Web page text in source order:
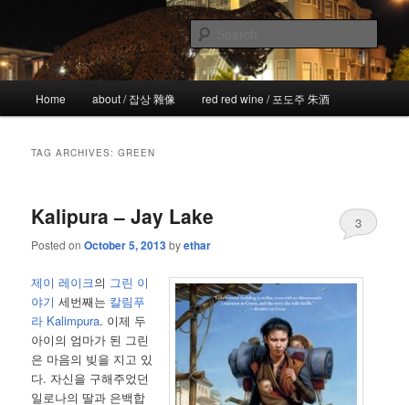
primary
content
secondary
content!wicked
the more I see the less I know
Home about / 잡상 雜像 red red wine / 포도주 朱酒
TAG ARCHIVES:GREEN
Kalipura – Jay Lake
Posted onOctober 5, 2013byethar
3
제이 레이크의 그린 이
야기 세번째는 칼림푸
라 Kalimpura. 이제 두
아이의 엄마가 된 그린
은 마음의 빚을 지고 있
다. 자신을 구해주었던
일로나의 딸과 은백합